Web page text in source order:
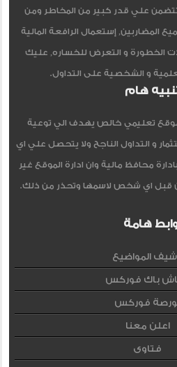
تتضمن علي قدر كبير من المخاطر ومن
المضاربين, إستعمال الرافعة المالية
الخطورة و التعرض للخساره, عليك
و الشخصية على التداول.
هام
تعليمي خالص يهدف الي توعية
و التداول الناجح ولا يتحصل علي اي
محافظ مالية وان ادارة الموقع غير
قبل اي شخص لاسمها وتحذر من ذلك.
هامة
المواضيع
باك فوركس
فوركس
اعلن معنا
فتاوى